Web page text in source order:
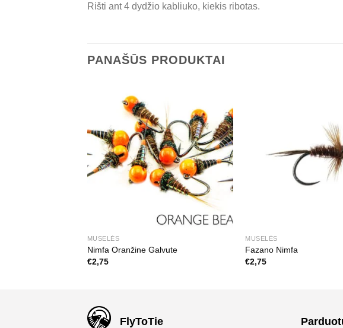
Rišti ant 4 dydžio kabliuko, kiekis ribotas.
PANAŠŪS PRODUKTAI
MUSELĖS
Nimfa Oranžine Galvute
€2,75
MUSELĖS
Fazano Nimfa
€2,75
FlyToTie